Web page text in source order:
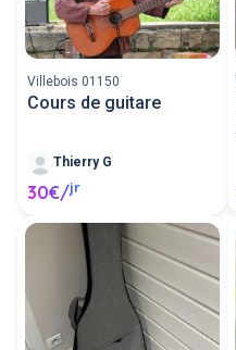
Villebois 01150
Cours de guitare
Thierry G
30€/jr